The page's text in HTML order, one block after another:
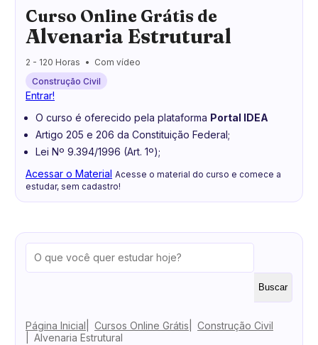
Curso Online Grátis de
Alvenaria Estrutural
2 - 120 Horas
Com vídeo
Construção Civil
Entrar!
O curso é oferecido pela plataforma Portal IDEA
Artigo 205 e 206 da Constituição Federal;
Lei Nº 9.394/1996 (Art. 1º);
Acessar o Material Acesse o material do curso e comece a
estudar, sem cadastro!
Buscar
Página Inicial Cursos Online Grátis
Construção Civil
Alvenaria Estrutural